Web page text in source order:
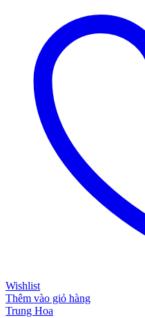
Wishlist
Thêm vào giỏ hàng
Trung Hoa